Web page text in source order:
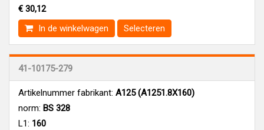
€ 30,12
In de winkelwagen
Selecteren
41-10175-279
Artikelnummer fabrikant: A125 (A1251.8X160)
norm: BS 328
L1: 160